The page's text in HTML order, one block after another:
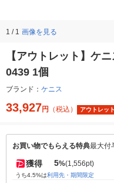
1 / 1 画像を見る
【アウトレット】ケ
0439 1個
ブランド： ケニス
33,927円 （税込） アウトレット
お買い物でもらえる特典最大付
獲得 5%(1,556pt)
うち4.5%は利用先・期間限定